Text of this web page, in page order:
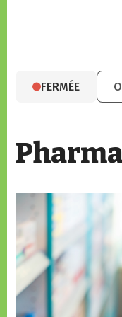
FERMÉE